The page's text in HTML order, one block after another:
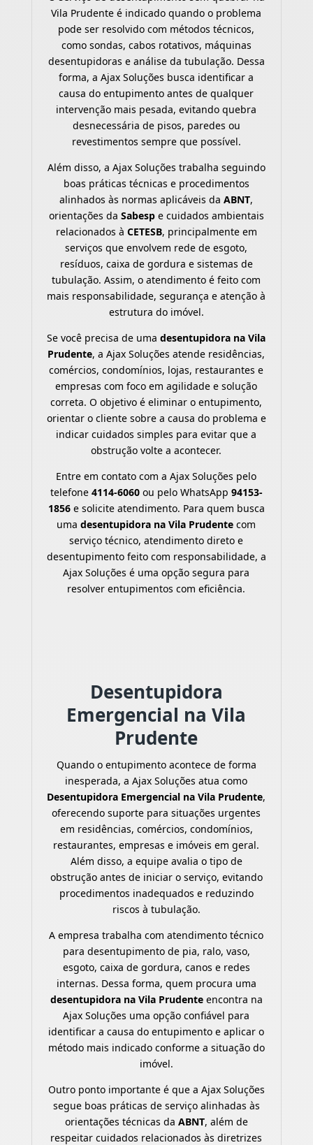
Vila Prudente é indicado quando o problema
pode ser resolvido com métodos técnicos,
como sondas, cabos rotativos, máquinas
desentupidoras e análise da tubulação. Dessa
forma, a Ajax Soluções busca identificar a
causa do entupimento antes de qualquer
intervenção mais pesada, evitando quebra
desnecessária de pisos, paredes ou
revestimentos sempre que possível.
Além disso, a Ajax Soluções trabalha seguindo
boas práticas técnicas e procedimentos
alinhados às normas aplicáveis daABNT,
orientações da Sabespe cuidados ambientais
relacionados à CETESB, principalmente em
serviços que envolvem rede de esgoto,
resíduos, caixa de gordura e sistemas de
tubulação. Assim, o atendimento é feito com
mais responsabilidade, segurança e atenção à
estrutura do imóvel.
Se você precisa de umadesentupidora na Vila
Prudente, a Ajax Soluções atende residências,
comércios, condomínios, lojas, restaurantes e
empresas com foco em agilidade e solução
correta. O objetivo é eliminar o entupimento,
orientar o cliente sobre a causa do problema e
indicar cuidados simples para evitar que a
obstrução volte a acontecer.
Entre em contato com a Ajax Soluções pelo
telefone 4114-6060ou pelo WhatsApp 94153-
1856e solicite atendimento. Para quem busca
umadesentupidora na Vila Prudente com
serviço técnico, atendimento direto e
desentupimento feito com responsabilidade, a
Ajax Soluções é uma opção segura para
resolver entupimentos com eficiência.
Desentupidora
Emergencial na Vila
Prudente
Quando o entupimento acontece de forma
inesperada, a Ajax Soluções atua como
Desentupidora Emergencial na Vila Prudente,
oferecendo suporte para situações urgentes
em residências, comércios, condomínios,
restaurantes, empresas e imóveis em geral.
Além disso, a equipe avalia o tipo de
obstrução antes de iniciar o serviço, evitando
procedimentos inadequados e reduzindo
riscos à tubulação.
A empresa trabalha com atendimento técnico
para desentupimento de pia, ralo, vaso,
esgoto, caixa de gordura, canos e redes
internas. Dessa forma, quem procura uma
desentupidora na Vila Prudenteencontra na
Ajax Soluções uma opção confiável para
identificar a causa do entupimento e aplicar o
método mais indicado conforme a situação do
imóvel.
Outro ponto importante é que a Ajax Soluções
segue boas práticas de serviço alinhadas às
orientações técnicas da ABNT, além de
respeitar cuidados relacionados às diretrizes